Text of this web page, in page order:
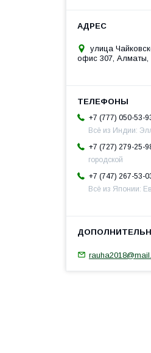
улица
офис 307, Алматы,
+7 (777) 050-53-
Всё из Индии:
+7 (727) 279-25-
городской
+7 (747) 267-53-
Всё из Японии: